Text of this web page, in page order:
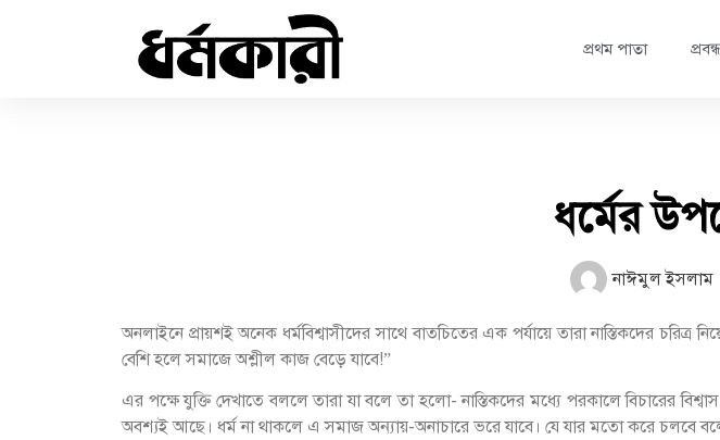
প্রথম পাতা প্রবন্ধ
ধর্মের
নাঈমুল ইসলাম
অনলাইনে প্রায়শই অনেক ধর্মবিশ্বাসীদের সাথে বাতচিতের এক পর্যায়ে তারা নাস্তিকদের
বেশি হলে সমাজে অশ্লীল কাজ বেড়ে যাবে!”
এর পক্ষে যুক্তি দেখাতে বললে তারা যা বলে তা হলো- নাস্তিকদের মধ্যে পরকালে বিচারের
অবশ্যই আছে। ধর্ম না থাকলে এ সমাজ অন্যায়-অনাচারে ভরে যাবে। যে যার মতো করে চলবে